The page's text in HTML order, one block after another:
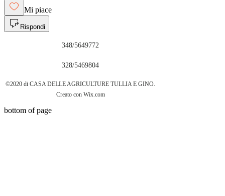
Mi piace
Rispondi
348/5649772
328/5469804
©2020 di CASA DELLE AGRICULTURE TULLIA E GINO.
Creato con Wix.com
bottom of page